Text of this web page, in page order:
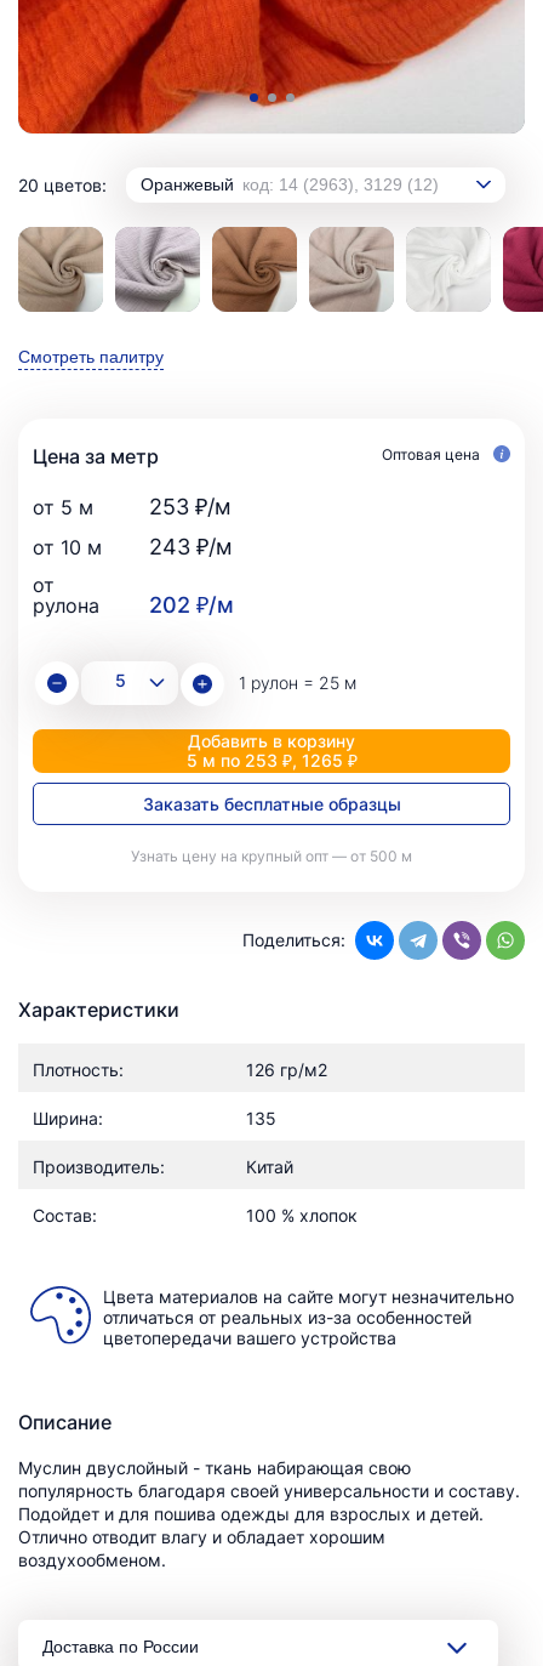
20 цветов: Оранжевый код: 14 (2963), 3129 (12)
Смотреть палитру
Цена за метр Оптовая цена
от 5 м 253 ₽/м
от 10 м 243 ₽/м
от
рулона
202 ₽/м
1 рулон = 25 м
Добавить в корзину
5 м по 253 ₽, 1265 ₽
Заказать бесплатные образцы
Узнать цену на крупный опт — от 500 м
Поделиться:
Характеристики
Плотность: 126 гр/м2
Ширина: 135
Производитель: Китай
Состав: 100 % хлопок
Цвета материалов на сайте могут незначительно
отличаться от реальных из-за особенностей
цветопередачи вашего устройства
Описание
Муслин двуслойный - ткань набирающая свою
популярность благодаря своей универсальности и составу.
Подойдет и для пошива одежды для взрослых и детей.
Отлично отводит влагу и обладает хорошим
воздухообменом.
Доставка по России